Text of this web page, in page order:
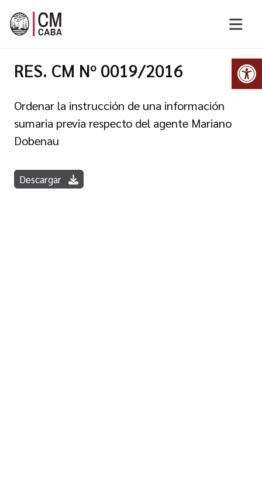
RES. CM Nº 0019/2016
Ordenar la instrucción de una información
sumaria previa respecto del agente Mariano
Dobenau
Descargar